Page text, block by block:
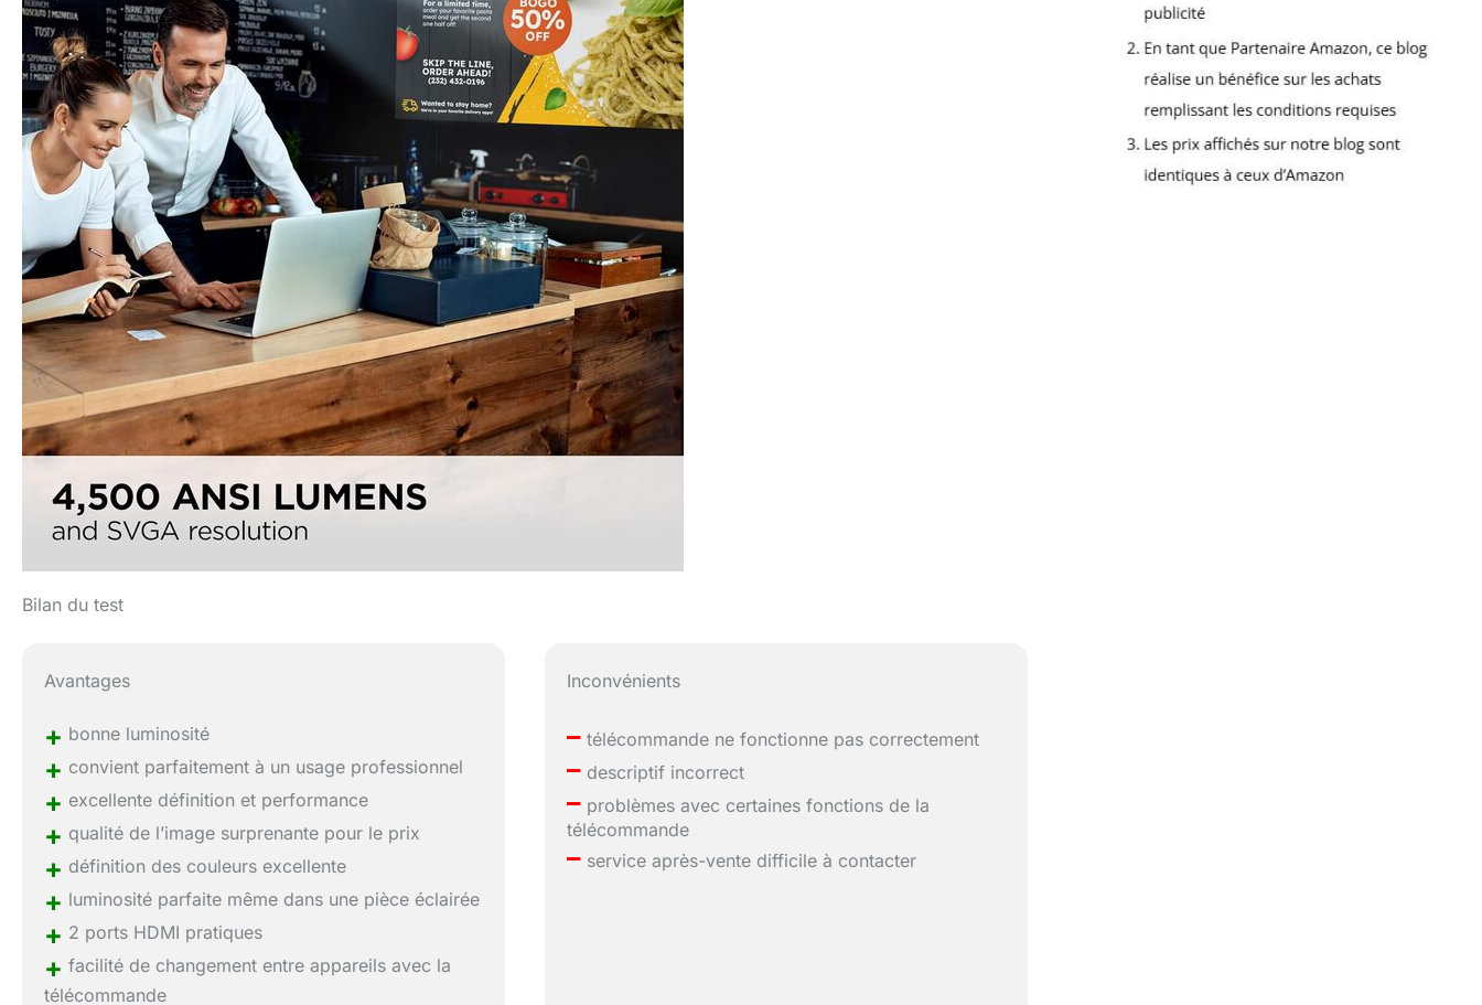
Bilan du test
Avantages
+ bonne luminosité
+ convient parfaitement à un usage professionnel
+ excellente définition et performance
+ qualité de l’image surprenante pour le prix
+ définition des couleurs excellente
+ luminosité parfaite même dans une pièce éclairée
+ 2 ports HDMI pratiques
+ facilité de changement entre appareils avec la
télécommande
Inconvénients
– télécommande ne fonctionne pas correctement
– descriptif incorrect
– problèmes avec certaines fonctions de la
télécommande
– service après-vente difficile à contacter